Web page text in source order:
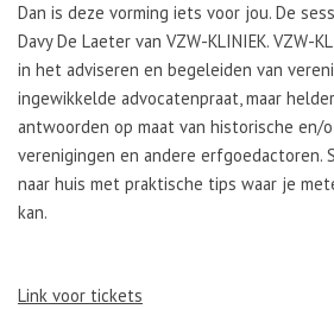
Dan is deze vorming iets voor jou. De
Davy De Laeter van VZW-KLINIEK. VZW-
in het adviseren en begeleiden van
ingewikkelde advocatenpraat, maar
antwoorden op maat van historische en/
verenigingen en andere erfgoedactoren.
naar huis met praktische tips waar je
kan.
Link voor tickets